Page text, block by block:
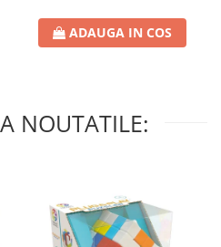
ADAUGA IN COS
NOUTATILE: